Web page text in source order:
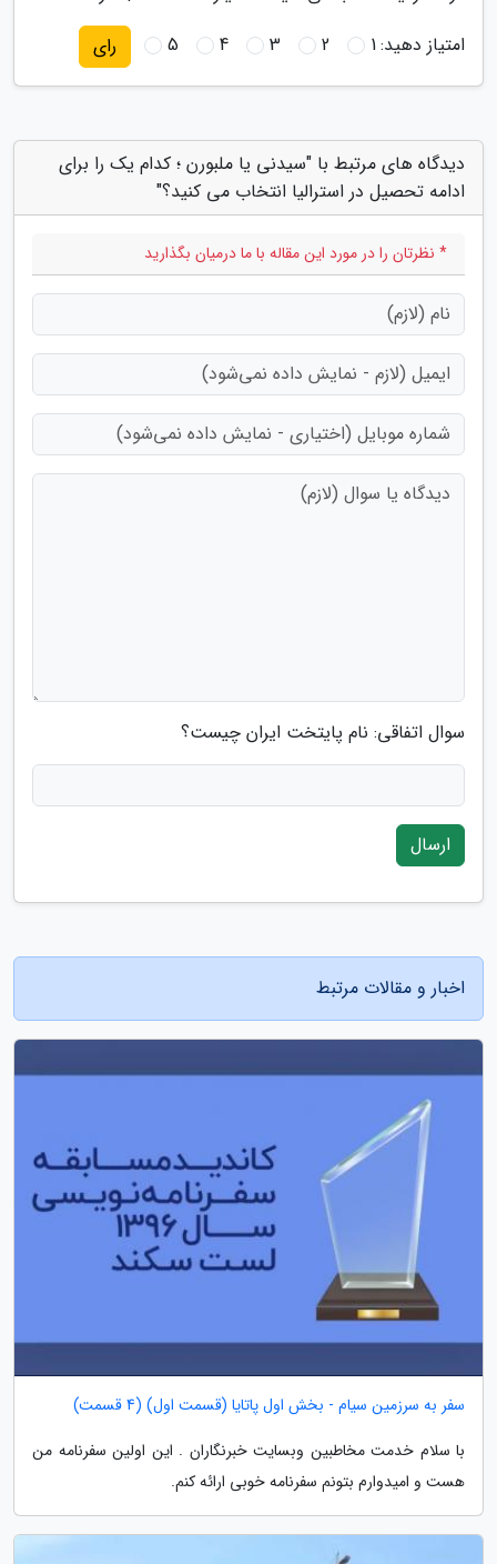
امتیاز دهید:1
2
3
4
5 رای
دیدگاه های مرتبط با "سیدنی یا ملبورن ؛ کدام یک را برای
ادامه تحصیل در استرالیا انتخاب می کنید؟"
* نظرتان را در مورد این مقاله با ما درمیان بگذارید
سوال اتفاقی: نام پایتخت ایران چیست؟
ارسال
اخبار و مقالات مرتبط
سفر به سرزمین سیام - بخش اول پاتایا (قسمت اول) (4 قسمت)
با سلام خدمت مخاطبین وبسایت خبرنگاران . این اولین سفرنامه من
هست و امیدوارم بتونم سفرنامه خوبی ارائه کنم.